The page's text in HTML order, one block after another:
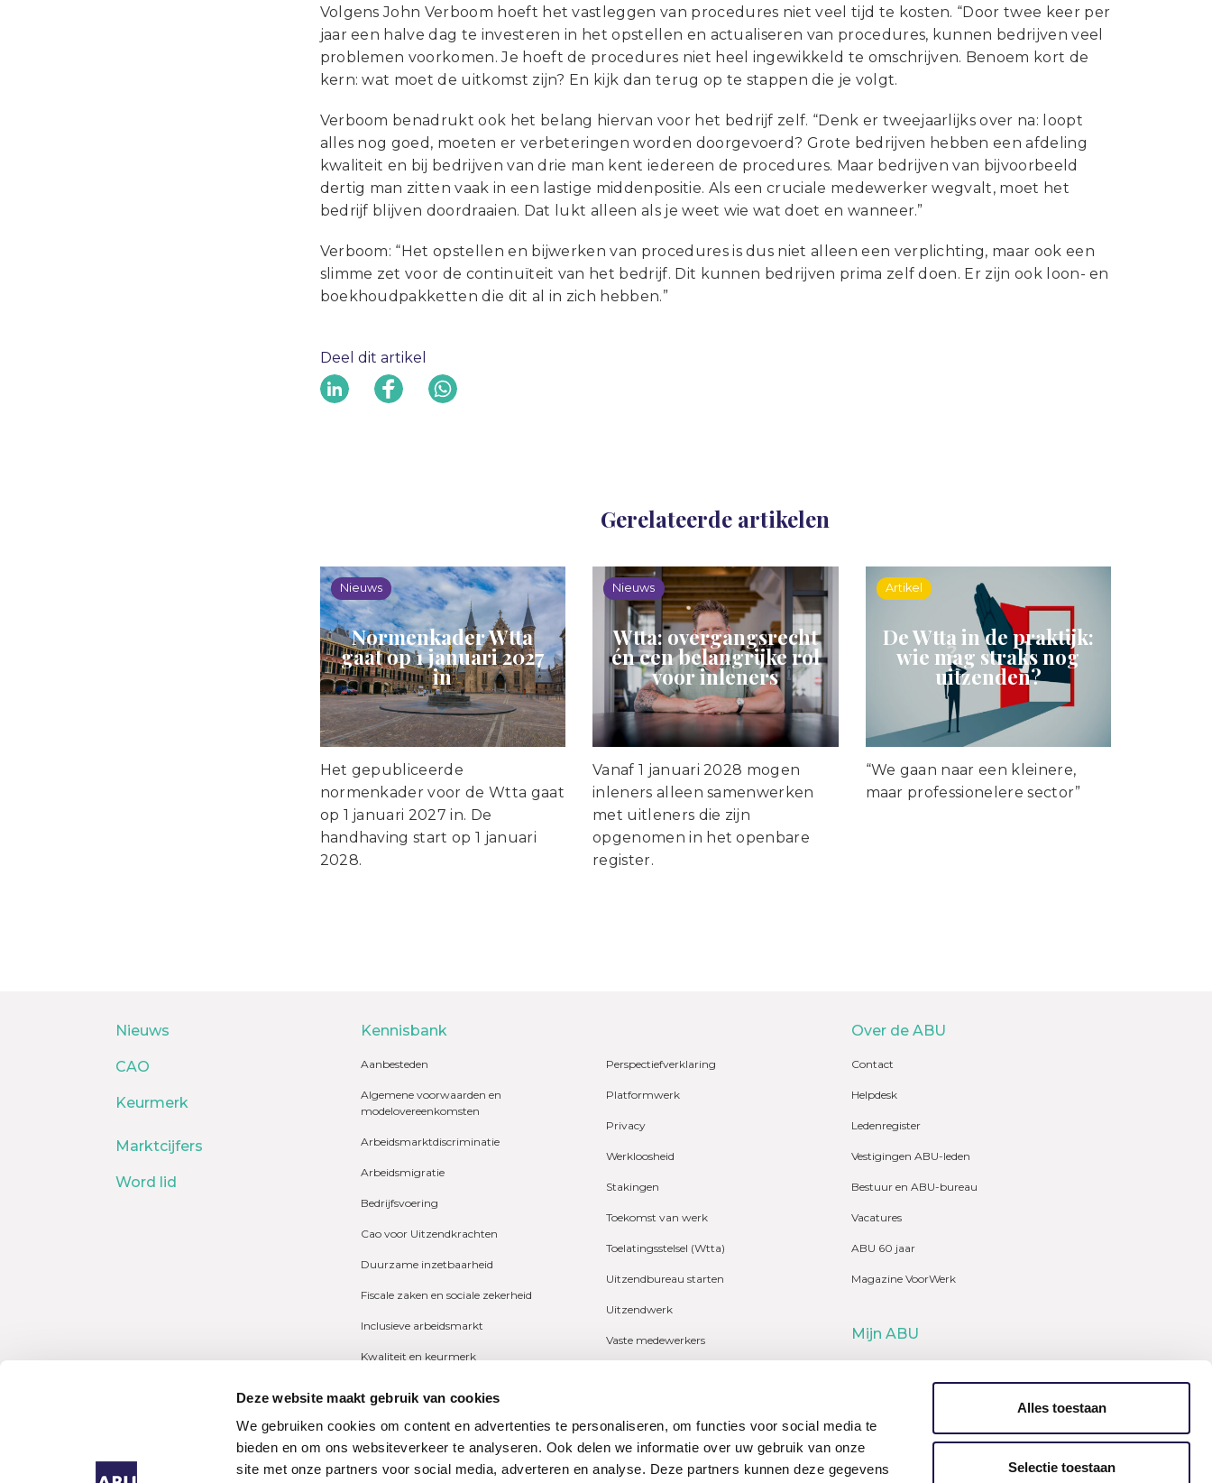
Deze website maakt gebruik van cookies
We gebruiken cookies om content en advertenties te personaliseren, om functies voor social media te
bieden en om ons websiteverkeer te analyseren. Ook delen we informatie over uw gebruik van onze
site met onze partners voor social media, adverteren en analyse. Deze partners kunnen deze gegevens
Alles toestaan
Selectie toestaan
Volgens John Verboom hoeft het vastleggen van procedures niet veel tijd te kosten. “Door twee keer per
jaar een halve dag te investeren in het opstellen en actualiseren van procedures, kunnen bedrijven veel
problemen voorkomen. Je hoeft de procedures niet heel ingewikkeld te omschrijven. Benoem kort de
kern: wat moet de uitkomst zijn? En kijk dan terug op te stappen die je volgt.
Verboom benadrukt ook het belang hiervan voor het bedrijf zelf. “Denk er tweejaarlijks over na: loopt
alles nog goed, moeten er verbeteringen worden doorgevoerd? Grote bedrijven hebben een afdeling
kwaliteit en bij bedrijven van drie man kent iedereen de procedures. Maar bedrijven van bijvoorbeeld
dertig man zitten vaak in een lastige middenpositie. Als een cruciale medewerker wegvalt, moet het
bedrijf blijven doordraaien. Dat lukt alleen als je weet wie wat doet en wanneer.”
Verboom: “Het opstellen en bijwerken van procedures is dus niet alleen een verplichting, maar ook een
slimme zet voor de continuïteit van het bedrijf. Dit kunnen bedrijven prima zelf doen. Er zijn ook loon- en
boekhoudpakketten die dit al in zich hebben.”
Deel dit artikel
Gerelateerde artikelen
Nieuws
Normenkader Wtta
gaat op 1 januari 2027
in
Het gepubliceerde
normenkader voor de Wtta gaat
op 1 januari 2027 in. De
handhaving start op 1 januari
2028.
Nieuws
Wtta: overgangsrecht
én een belangrijke rol
voor inleners
Vanaf 1 januari 2028 mogen
inleners alleen samenwerken
met uitleners die zijn
opgenomen in het openbare
register.
Artikel
De Wtta in de praktijk:
wie mag straks nog
uitzenden?
“We gaan naar een kleinere,
maar professionelere sector”
Nieuws
CAO
Keurmerk
Marktcijfers
Word lid
Kennisbank
Aanbesteden
Algemene voorwaarden en
modelovereenkomsten
Arbeidsmarktdiscriminatie
Arbeidsmigratie
Bedrijfsvoering
Cao voor Uitzendkrachten
Duurzame inzetbaarheid
Fiscale zaken en sociale zekerheid
Inclusieve arbeidsmarkt
Kwaliteit en keurmerk
Pensioen
Perspectiefverklaring
Platformwerk
Privacy
Werkloosheid
Stakingen
Toekomst van werk
Toelatingsstelsel (Wtta)
Uitzendbureau starten
Uitzendwerk
Vaste medewerkers
Zzp
Over de ABU
Contact
Helpdesk
Ledenregister
Vestigingen ABU-leden
Bestuur en ABU-bureau
Vacatures
ABU 60 jaar
Magazine VoorWerk
Mijn ABU